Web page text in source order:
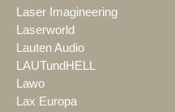
Laser Imagineering
Laserworld
Lauten Audio
LAUTundHELL
Lawo
Lax Europa